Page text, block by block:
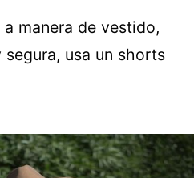
manera de vestido,
usa un shorts